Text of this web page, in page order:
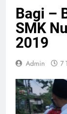
Bagi –
SMK
2019
Admin 7